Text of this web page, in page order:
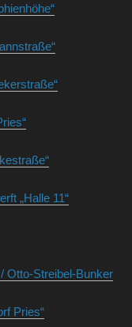
„Halle 11“
Otto-Streibel-Bunker
Pries“